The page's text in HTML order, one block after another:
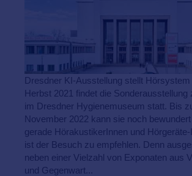
Dresdner KI-Ausstellung stellt
Herbst 2021 findet die Sonderausstellung
im Dresdner Hygienemuseum statt. Bis
November 2022 kann sie noch
gerade HörakustikerInnen und
ist der Besuch zu empfehlen. Denn
neben einer Vielzahl von Exponaten aus
und Gegenwart...